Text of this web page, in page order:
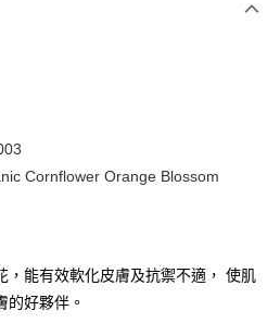
工作天送達
Cornflower Orange Blossom
，能有效軟化皮膚及抗禦不適， 使肌
的好夥伴。